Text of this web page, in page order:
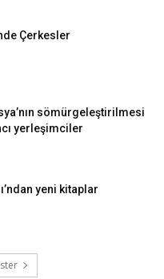
Çerkesler
sömürgeleştirilmesi
yerleşimciler
yeni kitaplar